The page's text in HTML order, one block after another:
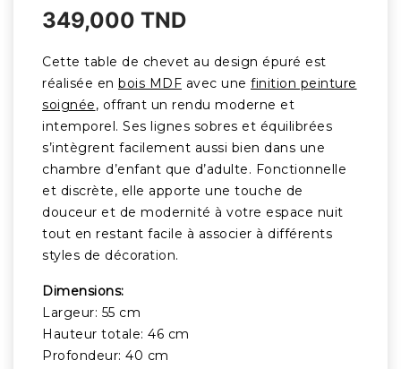
349,000 TND
Cette table de chevet au design épuré est
réalisée en bois MDF avec une finition peinture
soignée, offrant un rendu moderne et
intemporel. Ses lignes sobres et équilibrées
s’intègrent facilement aussi bien dans une
chambre d’enfant que d’adulte. Fonctionnelle
et discrète, elle apporte une touche de
douceur et de modernité à votre espace nuit
tout en restant facile à associer à différents
styles de décoration.
Dimensions:
Largeur: 55 cm
Hauteur totale: 46 cm
Profondeur: 40 cm